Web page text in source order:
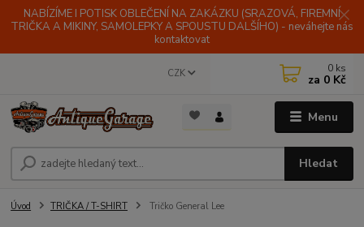
NABÍZÍME I POTISK OBLEČENÍ NA ZAKÁZKU (SRAZOVÁ, FIREMNÍ
TRIČKA A MIKINY, SAMOLEPKY A SPOUSTU DALŠÍHO) - neváhejte nás
kontaktovat
Menu
CZK
Hledat
0 ks
za 0 Kč
Úvod TRIČKA / T-SHIRT Tričko General Lee